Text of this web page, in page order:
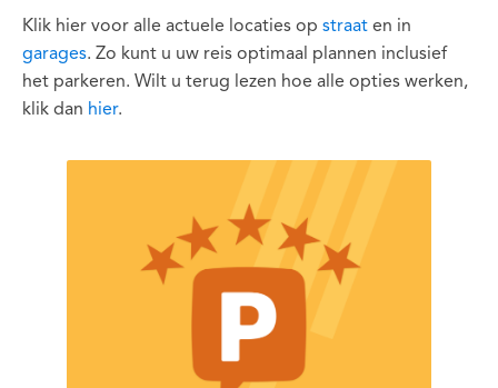
Klik hier voor alle actuele locaties op straat en in
garages. Zo kunt u uw reis optimaal plannen inclusief
het parkeren. Wilt u terug lezen hoe alle opties werken,
klik dan hier.